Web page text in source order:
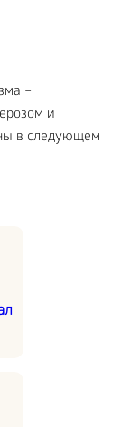
–
и
в следующем